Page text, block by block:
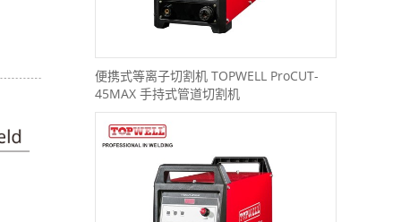
便携式等离子切割机 TOPWELL ProCUT-
45MAX 手持式管道切割机